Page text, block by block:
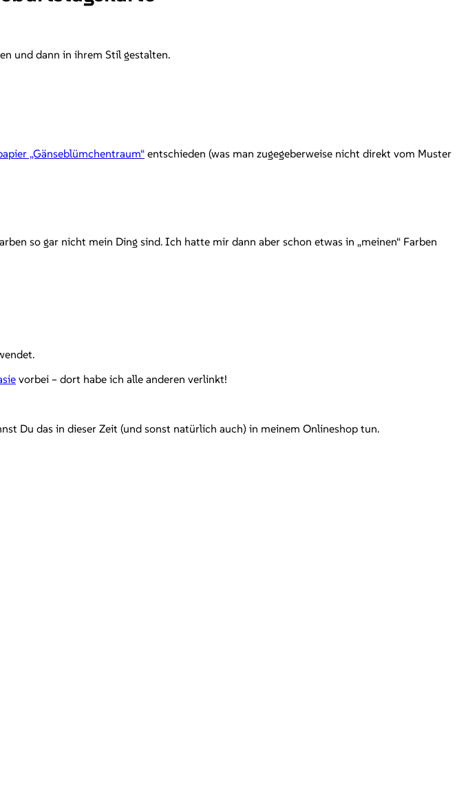
und dann in ihrem Stil gestalten.
„Gänseblümchentraum“ entschieden (was man zugegeberweise nicht direkt vom Muster
so gar nicht mein Ding sind. Ich hatte mir dann aber schon etwas in „meinen“ Farben
vorbei – dort habe ich alle anderen verlinkt!
Du das in dieser Zeit (und sonst natürlich auch) in meinem Onlineshop tun.